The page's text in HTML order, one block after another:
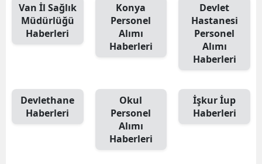
Van İl Sağlık
Müdürlüğü
Haberleri
Konya
Personel
Alımı
Haberleri
Devlet
Hastanesi
Personel
Alımı
Haberleri
Devlethane
Haberleri
Okul
Personel
Alımı
Haberleri
İşkur İup
Haberleri